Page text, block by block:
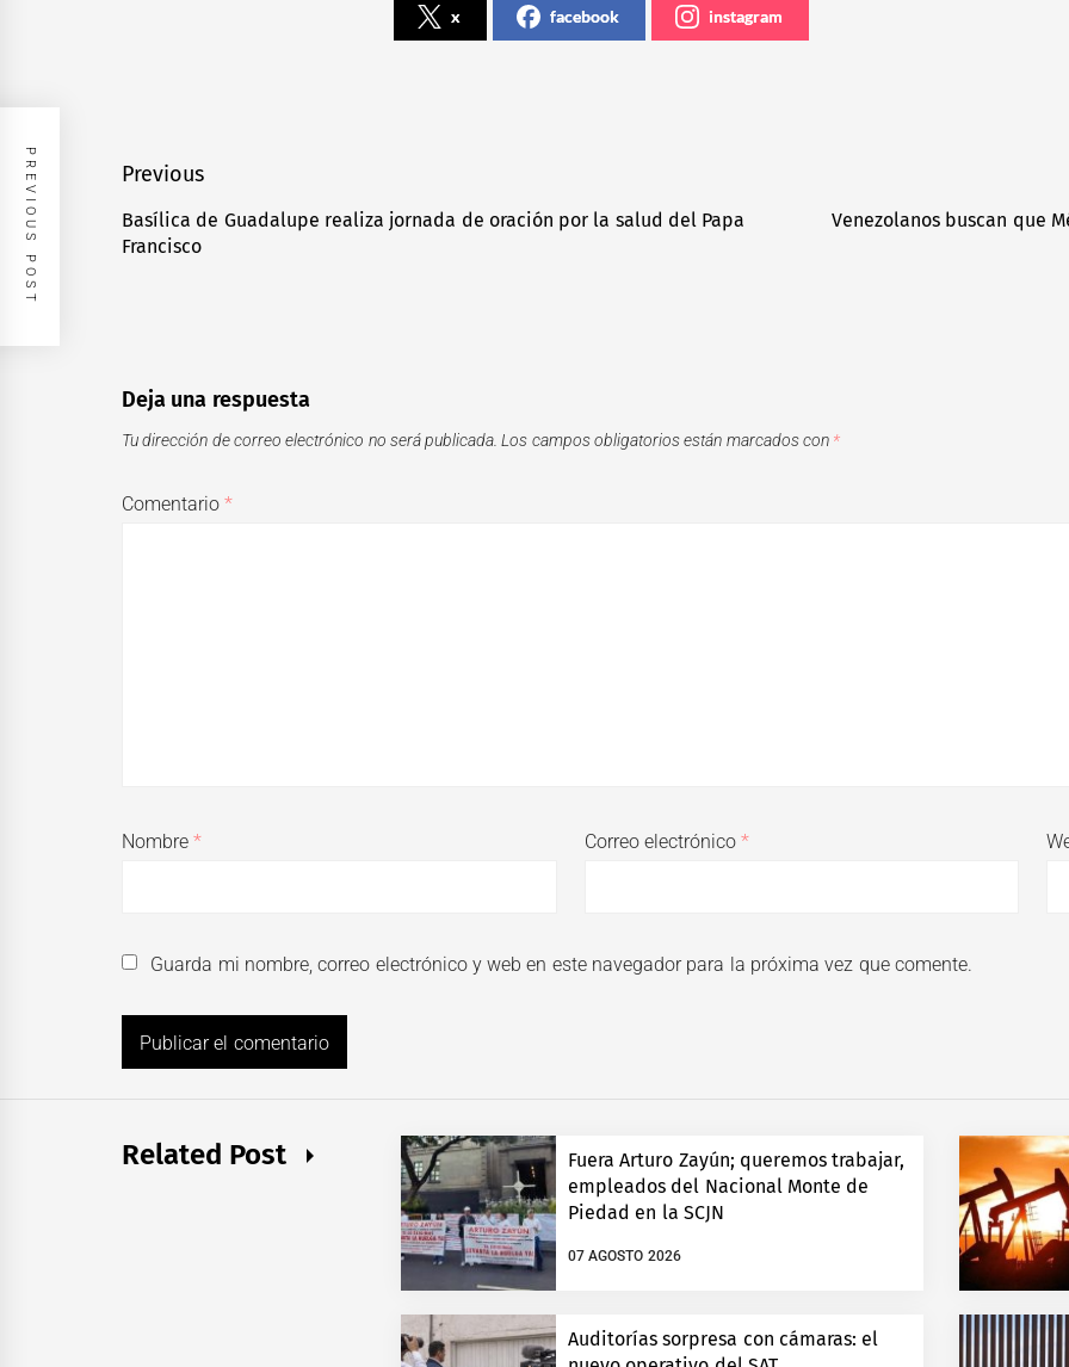
x facebook instagram
Navegación
de
entradas
Previous
Previous
post:
Basílica de Guadalupe realiza jornada de oración por la salud del Papa
Francisco
Venezolanos buscan que
PREVIOUS POST
Deja una respuesta
Tu dirección de correo electrónico no será publicada. Los campos obligatorios están marcados con *
Comentario*
Nombre* Correo electrónico*
Guarda mi nombre, correo electrónico y web en este navegador para la próxima vez que comente.
Related Post
Fuera Arturo Zayún; queremos trabajar,
empleados del Nacional Monte de
Piedad en la SCJN
07 AGOSTO 2026
Auditorías sorpresa con cámaras: el